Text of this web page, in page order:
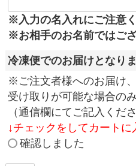
※入力の名入れにご注意
※お相手のお名前ではご
冷凍便でのお届けとなり
※ご注文者様へのお届け
受け取りが可能な場合の
（通信欄にてご記入くださ
↓チェックをしてカートに
確認しました